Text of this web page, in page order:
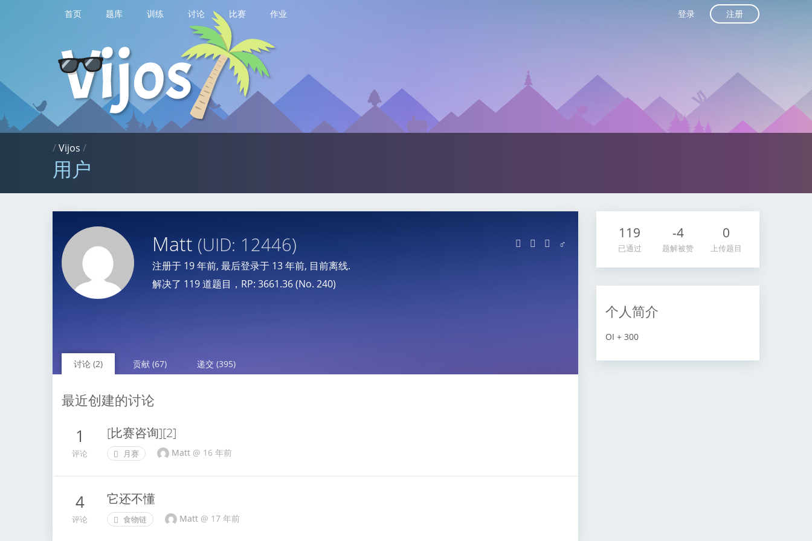
首页 题库 训练 讨论 比赛 作业 登录 注册
/Vijos /
用户
Matt (UID: 12446)
注册于 19 年前, 最后登录于 13 年前, 目前离线.
解决了 119 道题目，RP: 3661.36 (No. 240)
♂
讨论 (2) 贡献 (67) 递交 (395)
最近创建的讨论
1
评论
[比赛咨询][2]
月赛 Matt @ 16 年前
4
评论
它还不懂
食物链 Matt @ 17 年前
119
已通过
-4
题解被赞
0
上传题目
个人简介
OI + 300